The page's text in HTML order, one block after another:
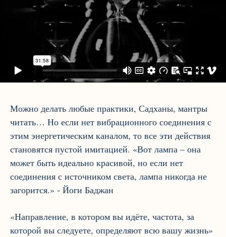
Можно делать любые практики, Садханы, мантры
читать… Но если нет вибрационного соединения с
этим энергетическим каналом, то все эти действия
становятся пустой имитацией. «Вот лампа – она
может быть идеально красивой, но если нет
соединения с источником света, лампа никогда не
загорится.» - Йоги Баджан
«Направление, в котором вы идёте, частота, за
которой вы следуете, определяют всю вашу жизнь»